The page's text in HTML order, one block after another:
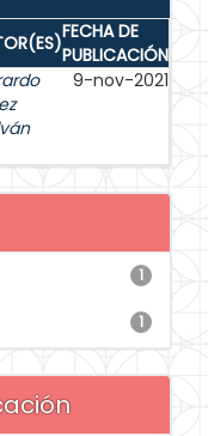
FECHA DE
PUBLICACIÓN
9-nov-2021
1
1